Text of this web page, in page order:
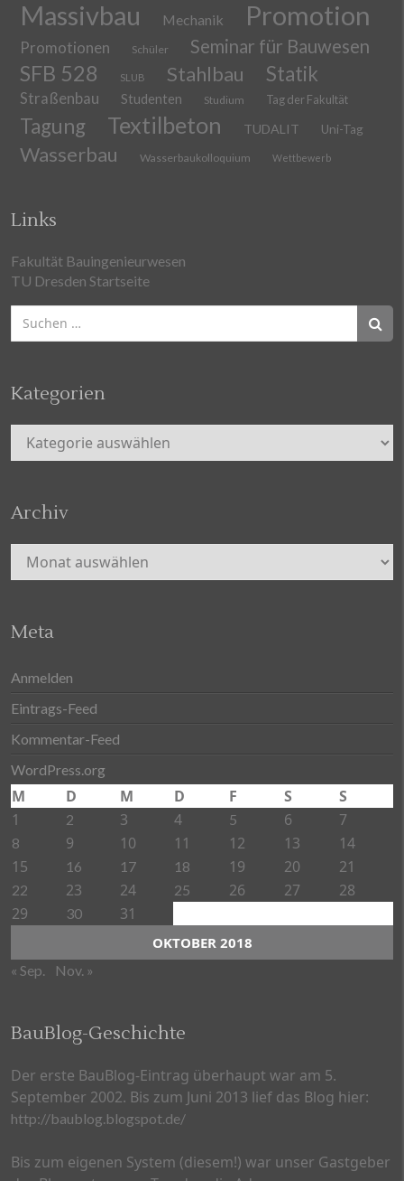
Massivbau Mechanik Promotion
Promotionen Schüler Seminar für Bauwesen
SFB 528 SLUB Stahlbau Statik
Straßenbau Studenten Studium Tag der Fakultät
Tagung Textilbeton TUDALIT Uni-Tag
Wasserbau Wasserbaukolloquium Wettbewerb
Links
Fakultät Bauingenieurwesen
TU Dresden Startseite
Suchen
nach:
Kategorien
Kategorien
Archiv
Archiv
Meta
Anmelden
Eintrags-Feed
Kommentar-Feed
WordPress.org
OKTOBER 2018
M D M D F S
S
1
2 3 4 5 6 7
8 9 10 11 12 13
14
15
16 17 18 19 20 21
22 23 24 25 26 27
28
29
30 31
« Sep. Nov. »
BauBlog-Geschichte
Der erste BauBlog-Eintrag überhaupt war am 5.
September 2002. Bis zum Juni 2013 lief das Blog hier:
http://baublog.blogspot.de/
Bis zum eigenen System (diesem!) war unser Gastgeber